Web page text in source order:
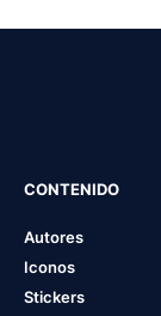
CONTENIDO
Autores
Iconos
Stickers